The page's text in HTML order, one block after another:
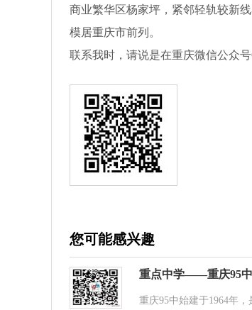
商业繁华区杨家坪，紧邻轻轨较新
模居重庆市前列。
联系我时，请说是在重庆微信公众
您可能感兴趣
重点中学——重庆95中
重庆95中始建于1964年